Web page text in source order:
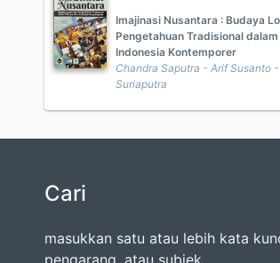
Imajinasi Nusantara : Budaya
Pengetahuan Tradisional
Indonesia Kontemporer
Chandra Saputra - Arif Susanto
Suriaputra
Cari
masukkan satu atau lebih kata
pengarang, atau subjek